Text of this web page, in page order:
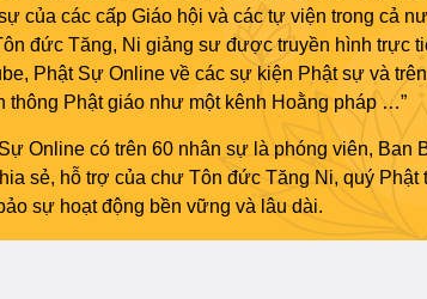
của các cấp Giáo hội và các tự viện trong cả
đức Tăng, Ni giảng sư được truyền hình trực
Phật Sự Online về các sự kiện Phật sự và
thông Phật giáo như một kênh Hoằng pháp …”
Online có trên 60 nhân sự là phóng viên, Ban
sẻ, hỗ trợ của chư Tôn đức Tăng Ni, quý
sự hoạt động bền vững và lâu dài.